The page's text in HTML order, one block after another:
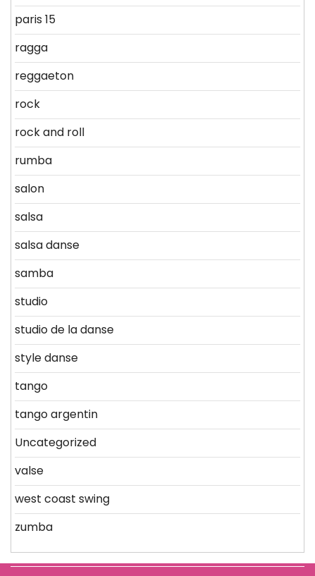
paris 15
ragga
reggaeton
rock
rock and roll
rumba
salon
salsa
salsa danse
samba
studio
studio de la danse
style danse
tango
tango argentin
Uncategorized
valse
west coast swing
zumba